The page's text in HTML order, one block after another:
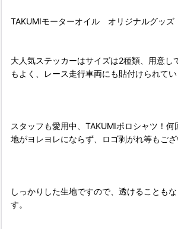
TAKUMIモーターオイル オリジナルグッズ
大人気ステッカーはサイズは2種類、用意し
もよく、レース走行車両にも貼付けられてい
スタッフも愛用中、TAKUMIポロシャツ！何
地がヨレヨレにならず、ロゴ剥がれ等もござ
しっかりした生地ですので、透けることも
す。